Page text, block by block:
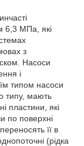
6,3 МПа, які
з
Насоси
і
типом насоси
типу, мають
пластини, які
по поверхні
її в
(рідка